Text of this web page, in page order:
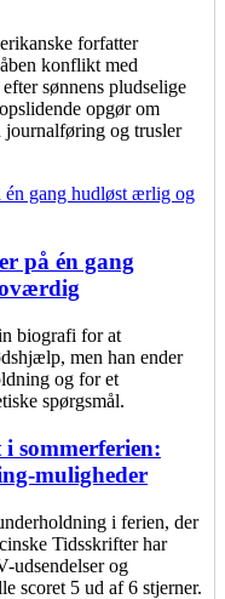
forfatter
konflikt med
sønnens pludselige
opgør om
og trusler
på én gang
biografi for at
men han ender
og for et
spørgsmål.
sommerferien:
muligheder
i ferien, der
Tidsskrifter har
udsendelser og
scoret 5 ud af 6 stjerner.